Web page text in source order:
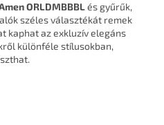
ORLDMBBBLés gyűrűk,
széles választékát remek
kaphat az exkluzív elegáns
különféle stílusokban,